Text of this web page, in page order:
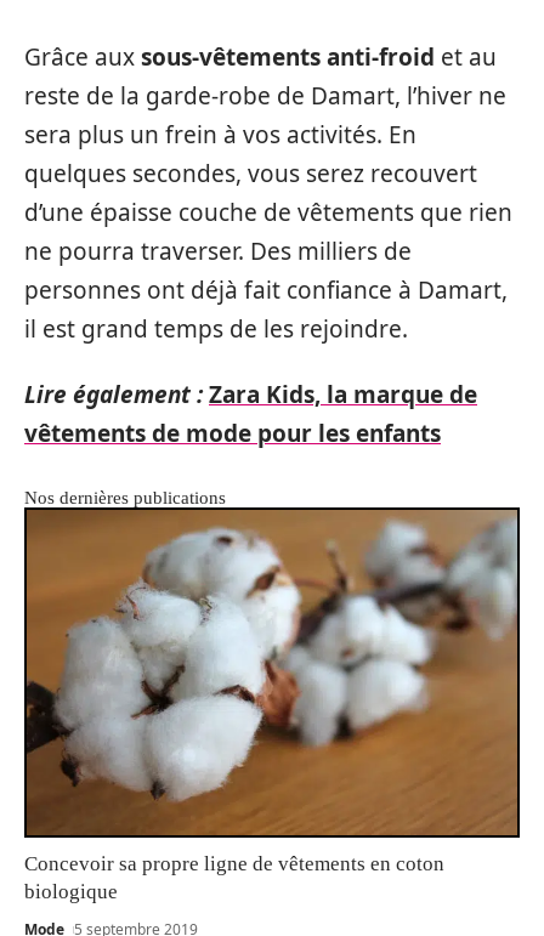
Grâce auxsous-vêtements anti-froid et au
reste de la garde-robe de Damart, l’hiver ne
sera plus un frein à vos activités. En
quelques secondes, vous serez recouvert
d’une épaisse couche de vêtements que rien
ne pourra traverser. Des milliers de
personnes ont déjà fait confiance à Damart,
il est grand temps de les rejoindre.
Lire également :Zara Kids, la marque de
vêtements de mode pour les enfants
Nos dernières publications
Concevoir sa propre ligne de vêtements en coton
biologique
Mode 5 septembre 2019